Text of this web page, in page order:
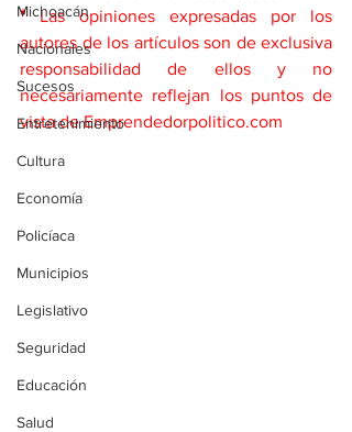
Michoacán
Nacionales
Sucesos
Entretenimiento
Cultura
Economía
Policíaca
Municipios
Legislativo
Seguridad
Educación
Salud
* Las opiniones expresadas por los
autores de los artículos son de exclusiva
responsabilidad de ellos y no
necesariamente reflejan los puntos de
vista de Emprendedorpolitico.com